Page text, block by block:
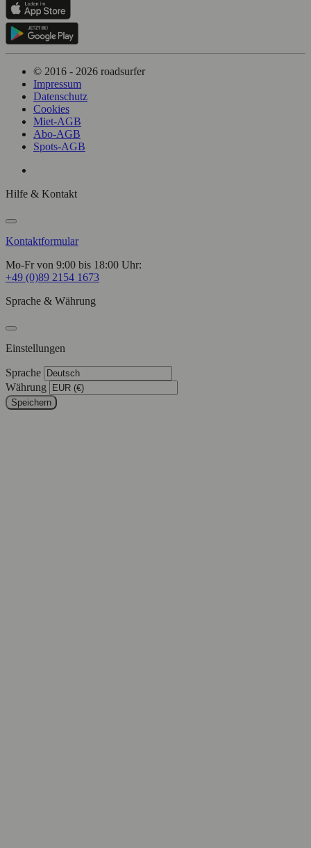
© 2016 - 2026 roadsurfer
Impressum
Datenschutz
Cookies
Miet-AGB
Abo-AGB
Spots-AGB
Hilfe & Kontakt
Kontaktformular
Mo-Fr von 9:00 bis 18:00 Uhr:
+49 (0)89 2154 1673
Sprache & Währung
Einstellungen
Sprache
Währung
Speichern